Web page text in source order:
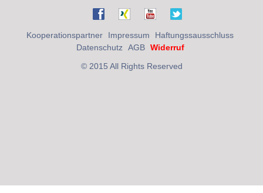
Kooperationspartner Impressum
Haftungssausschluss
Datenschutz
AGB Widerruf
© 2015 All Rights Reserved